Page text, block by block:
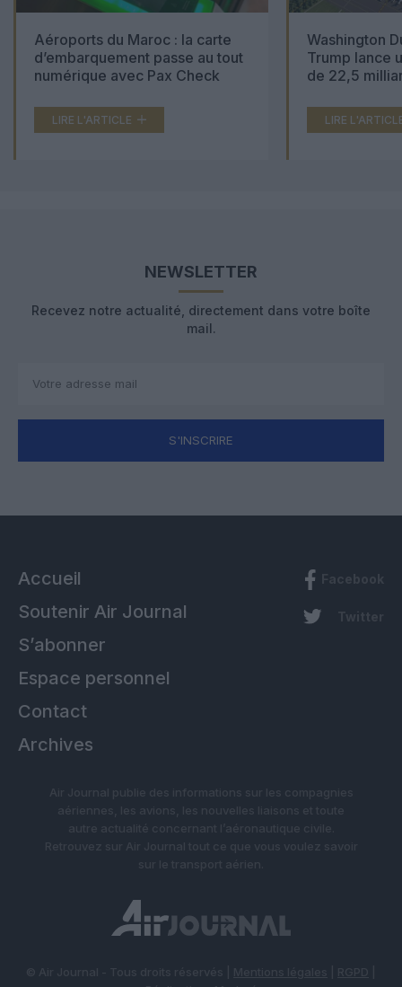
Aéroports du Maroc : la carte
d’embarquement passe au tout
numérique avec Pax Check
LIRE L'ARTICLE
Washington
Trump lance
de 22,5
LIRE
NEWSLETTER
Recevez notre actualité, directement dans votre boîte
mail.
S'INSCRIRE
Accueil
Soutenir Air Journal
S’abonner
Espace personnel
Contact
Archives